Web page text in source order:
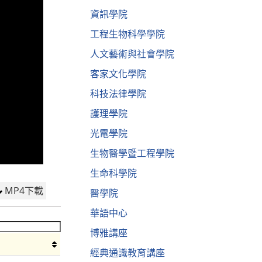
MP4下載
資訊學院
工程生物科學學院
人文藝術與社會學院
客家文化學院
科技法律學院
護理學院
光電學院
生物醫學暨工程學院
生命科學院
醫學院
華語中心
博雅講座
經典通識教育講座